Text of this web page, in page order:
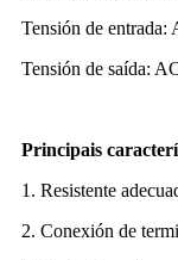
Tensión de
Tensión de saída:
Principais
1. Resistente
2. Conexión de